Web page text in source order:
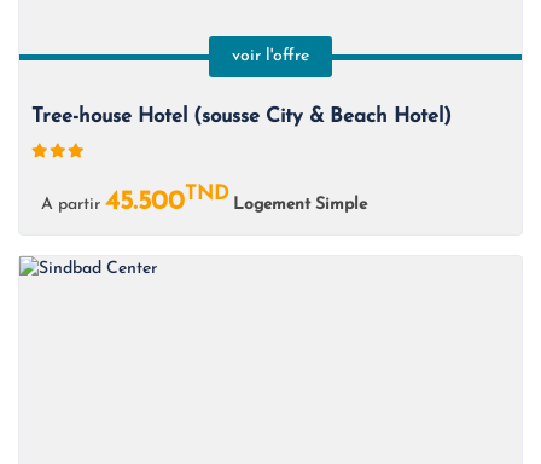
voir l'offre
Tree-house Hotel (sousse City & Beach Hotel)
A partir 45.500TND
Logement Simple